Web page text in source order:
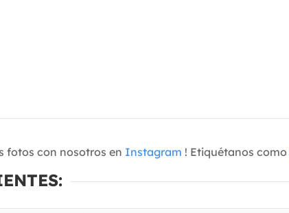
fotos con nosotros en Instagram ! Etiquétanos como